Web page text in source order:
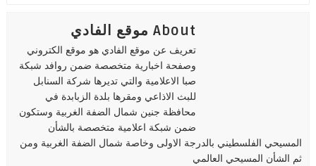
About موقع الفادي
تعريف عن موقع الفادي هو موقع الكتروني
وصفحة اخبارية متخصصة ضمن روافد شبكة
صبا الاعلامية والتي تديرها شركة السنابل
للبث الاذاعي ومقرها بلدة الزبابدة في
محافظة جنين شمال الضفة الغربية وستكون
ضمن شبكة اعلامية متخصصة بالشأن
المسيحي الفلسطيني بالدرجة الاولى وخاصة شمال الضفة الغربية ومن
ثم الشأن المسيحي العالمي